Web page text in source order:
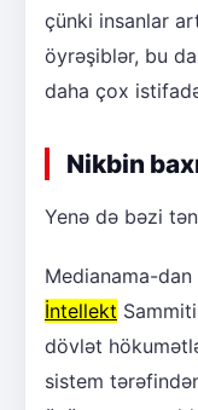
çünki insanlar
öyrəşiblər, bu
daha çox
Nikbin
Yenə də bəzi
Medianama-
İntellekt
dövlət
sistem